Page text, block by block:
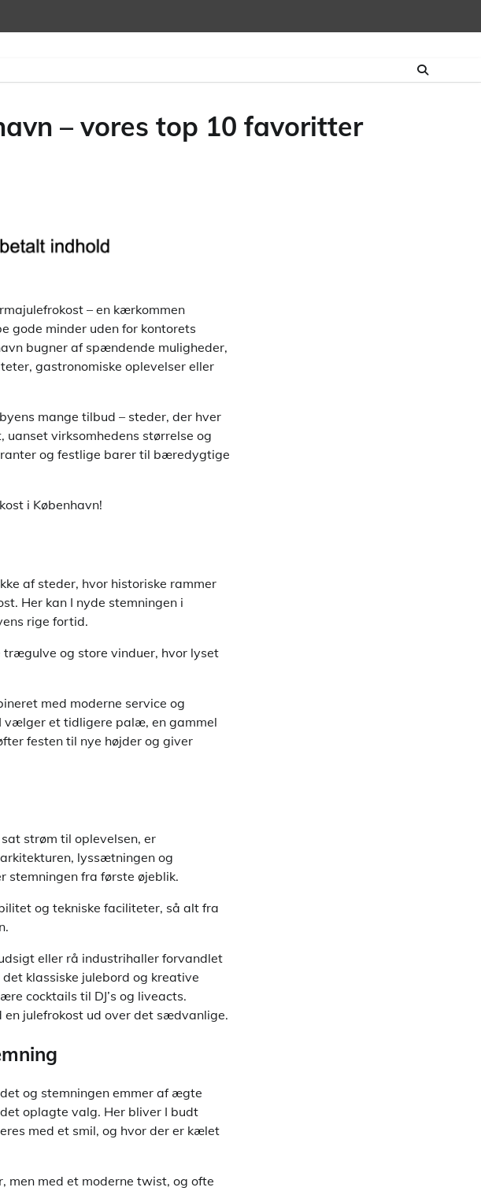
– vores top 10 favoritter
– en kærkommen
gode minder uden for kontorets
bugner af spændende muligheder,
gastronomiske oplevelser eller
mange tilbud – steder, der hver
virksomhedens størrelse og
og festlige barer til bæredygtige
i København!
af steder, hvor historiske rammer
Her kan I nyde stemningen i
rige fortid.
trægulve og store vinduer, hvor lyset
med moderne service og
vælger et tidligere palæ, en gammel
festen til nye højder og giver
strøm til oplevelsen, er
lyssætningen og
stemningen fra første øjeblik.
og tekniske faciliteter, så alt fra
eller rå industrihaller forvandlet
klassiske julebord og kreative
cocktails til DJ’s og liveacts.
julefrokost ud over det sædvanlige.
og stemningen emmer af ægte
oplagte valg. Her bliver I budt
med et smil, og hvor der er kælet
men med et moderne twist, og ofte